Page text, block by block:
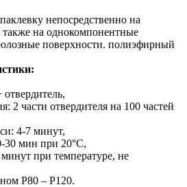
непосредственно на
на однокомпонентные
поверхности. полиэфирный
2 части отвердителя на 100 частей
4-7 минут,
30 мин при 20°C,
при температуре, не
Р80 – Р120.